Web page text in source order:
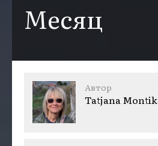
Месяц
Автор
Tatjana Montik